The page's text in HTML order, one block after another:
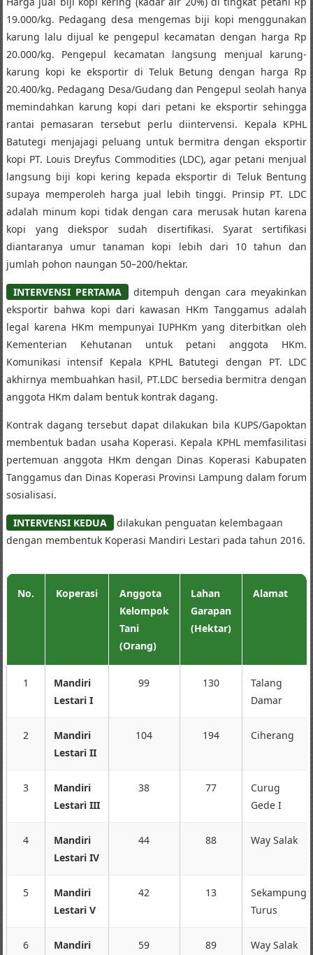
19.000/kg. Pedagang desa mengemas biji kopi menggunakan
karung lalu dijual ke pengepul kecamatan dengan harga Rp
20.000/kg. Pengepul kecamatan langsung menjual karung-
karung kopi ke eksportir di Teluk Betung dengan harga Rp
20.400/kg. Pedagang Desa/Gudang dan Pengepul seolah hanya
memindahkan karung kopi dari petani ke eksportir sehingga
rantai pemasaran tersebut perlu diintervensi. Kepala KPHL
Batutegi menjajagi peluang untuk bermitra dengan eksportir
kopi PT. Louis Dreyfus Commodities (LDC), agar petani menjual
langsung biji kopi kering kepada eksportir di Teluk Bentung
supaya memperoleh harga jual lebih tinggi. Prinsip PT. LDC
adalah minum kopi tidak dengan cara merusak hutan karena
kopi yang diekspor sudah disertifikasi. Syarat sertifikasi
diantaranya umur tanaman kopi lebih dari 10 tahun dan
jumlah pohon naungan 50–200/hektar.
INTERVENSI PERTAMA
ditempuh dengan cara meyakinkan
eksportir bahwa kopi dari kawasan HKm Tanggamus adalah
legal karena HKm mempunyai IUPHKm yang diterbitkan oleh
Kementerian Kehutanan untuk petani anggota HKm.
Komunikasi intensif Kepala KPHL Batutegi dengan PT. LDC
akhirnya membuahkan hasil, PT.LDC bersedia bermitra dengan
anggota HKm dalam bentuk kontrak dagang.
Kontrak dagang tersebut dapat dilakukan bila KUPS/Gapoktan
membentuk badan usaha Koperasi. Kepala KPHL memfasilitasi
pertemuan anggota HKm dengan Dinas Koperasi Kabupaten
Tanggamus dan Dinas Koperasi Provinsi Lampung dalam forum
sosialisasi.
INTERVENSI KEDUA
dilakukan penguatan kelembagaan
dengan membentuk Koperasi Mandiri Lestari pada tahun 2016.
No. Koperasi
Anggota
Kelompok
Tani
(Orang)
Lahan
Garapan
(Hektar)
Alamat
1
Mandiri
Lestari I
99 130
Talang
Damar
2
Mandiri
Lestari II
104 194 Ciherang
3
Mandiri
Lestari III
38 77
Curug
Gede I
4
Mandiri
Lestari IV
44 88 Way Salak
5
Mandiri
Lestari V
42 13
Sekampung
Turus
6
Mandiri
59 89 Way Salak